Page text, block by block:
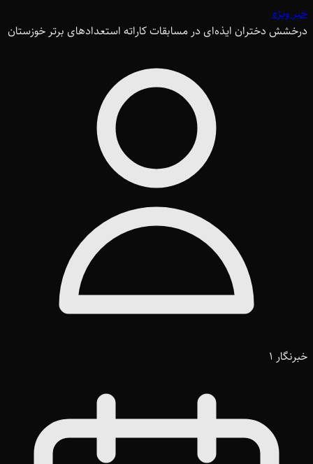
خبر ویژه
درخشش دختران ایذه‌ای در مسابقات کاراته استعدادهای برتر خوزستان
خبرنگار 1